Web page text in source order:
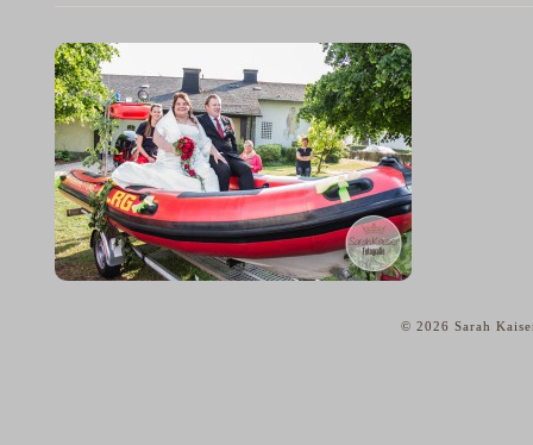
© 2026 Sarah